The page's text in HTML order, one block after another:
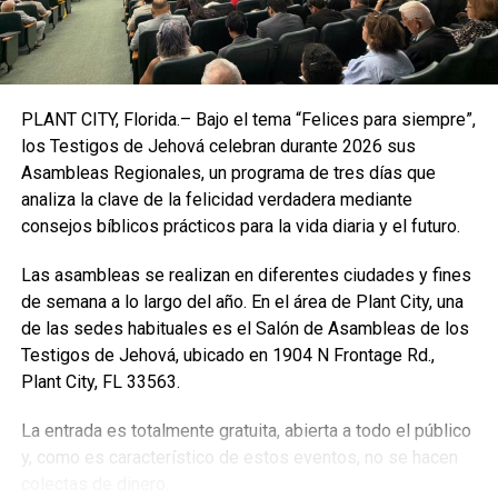
En respuesta a la intrusión, las Fuerzas Aéreas de Auto
Defensa japonesas respondieron con maniobras de
despegue rápido (scramble) “y emitiendo notificaciones y
advertencias”, según el texto.
En la última década las intrusiones chinas en Zonas
de Identificación de Defensa Aérea (ADIZ) niponas se
han multiplicado al compás de la mayor asertividad
militar china en la región.
Sin embargo, la del lunes fue la primera intrusión en el
espacio aéreo japonés, que a diferencia de la ADIZ -cuyos
límites no están fijados en ningún tratado-, comienza a 12
PLANT CITY, Florida.– Bajo el tema “Felices para siempre”,
los Testigos de Jehová celebran durante 2026 sus
Asambleas Regionales, un programa de tres días que
analiza la clave de la felicidad verdadera mediante
consejos bíblicos prácticos para la vida diaria y el futuro.
Las asambleas se realizan en diferentes ciudades y fines
de semana a lo largo del año. En el área de Plant City, una
de las sedes habituales es el Salón de Asambleas de los
Testigos de Jehová, ubicado en 1904 N Frontage Rd.,
Plant City, FL 33563.
La entrada es totalmente gratuita, abierta a todo el público
y, como es característico de estos eventos, no se hacen